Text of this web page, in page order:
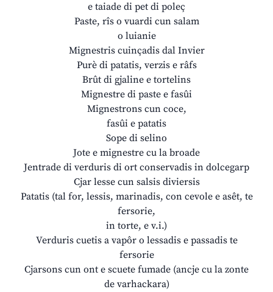
e taiade di pet di poleç
Paste, rîs o vuardi cun salam
o luianie
Mignestris cuinçadis dal Invier
Purè di patatis, verzis e râfs
Brût di gjaline e tortelins
Mignestre di paste e fasûi
Mignestrons cun coce,
fasûi e patatis
Sope di selino
Jote e mignestre cu la broade
Jentrade di verduris di ort conservadis in dolcegarp
Cjar lesse cun salsis diviersis
Patatis (tal for, lessis, marinadis, con cevole e asêt, te
fersorie,
in torte, e v.i.)
Verduris cuetis a vapôr o lessadis e passadis te
fersorie
Cjarsons cun ont e scuete fumade (ancje cu la zonte
de varhackara)